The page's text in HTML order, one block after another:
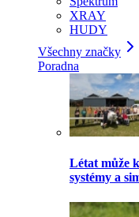
XRAY
HUDY
Všechny značky
Poradna
Létat může
systémy a